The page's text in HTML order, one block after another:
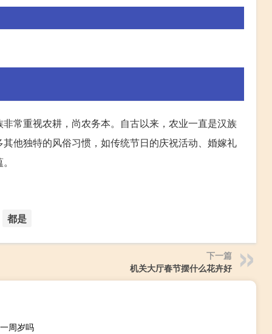
常重视农耕，尚农务本。自古以来，农业一直是汉族
他独特的风俗习惯，如传统节日的庆祝活动、婚嫁礼
都是
下一篇
机关大厅春节摆什么花卉好
周岁吗